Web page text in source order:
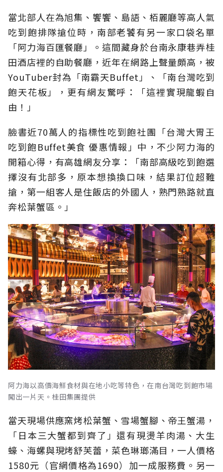
當北部人在為旭集、饗饗、島語、栢麗廳等高人氣
吃到飽排隊搶位時，南部老饕有另一家口袋名單
「阿力海百匯餐廳」。這間藏身於台南永康巷弄桂
田酒店裡的自助餐廳，近年在網路上聲量頗高，被
YouTuber封為「南霸天Buffet」、「南台灣吃到
飽天花板」，更有網友驚呼：「這裡實現龍蝦自
由！」
臉書近70萬人的指標性吃到飽社團「台灣大胃王
吃到飽Buffet美食 優惠情報」中，不少阿力海的
開箱心得，有高雄網友分享：「南部高級吃到飽選
擇沒有北部多，原本想換換口味，結果訂位超難
搶，第一組客人是住飯店的外國人，熟門熟路就直
奔松葉蟹區。」
阿力海以高價海鮮食材與在地小吃等特色，在南台灣吃到飽市場
闖出一片天。桂田集團提供
當天現場供應窯烤松葉蟹、雪場蟹腳、帝王蟹湯，
「日本三大蟹都到齊了」還有現燙羊肉湯、大生
蠔、海螺與現烤舒芙蕾，菜色琳瑯滿目，一人價格
1580元（官網價格為1690）加一成服務費。另一